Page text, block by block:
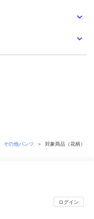
その他パンツ ＞ 対象商品（花柄）
ログイン